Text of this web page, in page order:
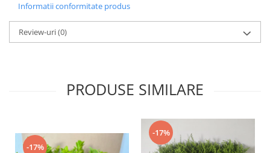
Informatii conformitate produs
Review-uri(0)
PRODUSE SIMILARE
-17%
-17%